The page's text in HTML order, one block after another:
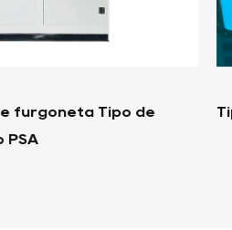
Generador de